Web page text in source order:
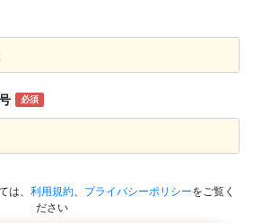
必須
は、 利用規約、 プライバシーポリシーをご覧く
ださい